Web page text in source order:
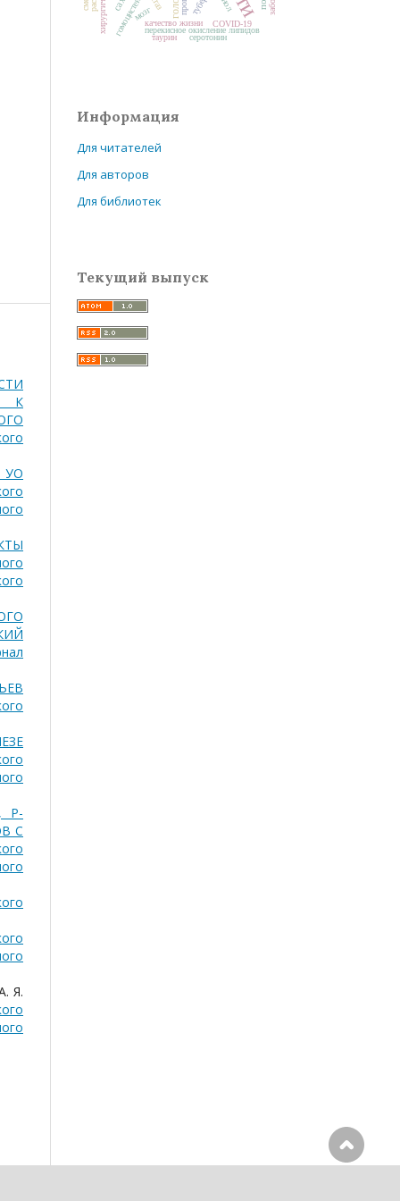
К
УО
Р-
С
Я.
качество жизни
перекисное окисление липидов
гомоцистеин COVID-19
мозг
серотонин
таурин
Информация
Для читателей
Для авторов
Для библиотек
Текущий выпуск